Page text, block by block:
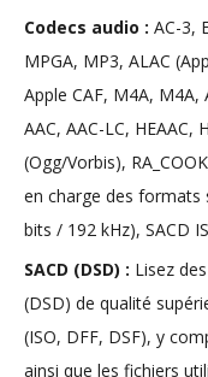
Codecs audio : AC-3,
MPGA, MP3, ALAC
Apple CAF, M4A, M4A,
AAC, AAC-LC, HEAAC,
(Ogg/Vorbis),
en charge des formats
bits / 192 kHz), SACD
SACD (DSD) : Lisez
(DSD) de qualité
(ISO, DFF, DSF), y
ainsi que les fichiers